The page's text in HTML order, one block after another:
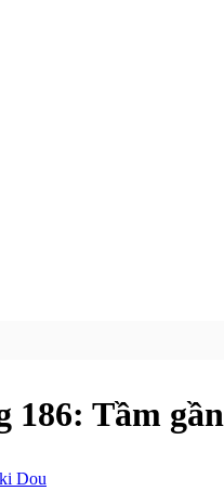
186: Tầm gần
Dou